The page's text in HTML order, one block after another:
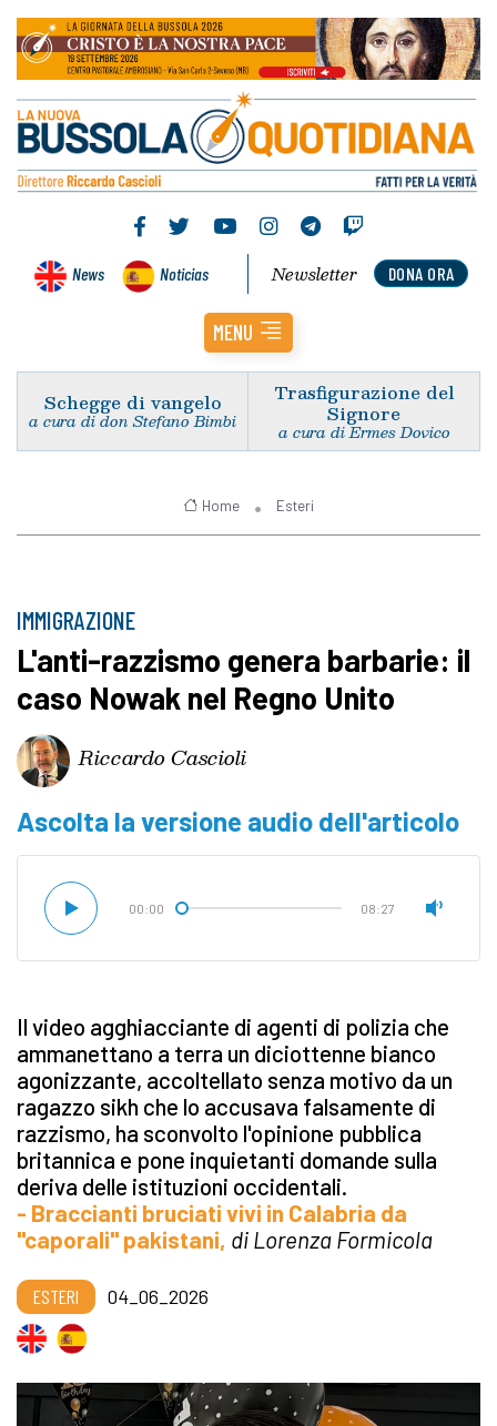
News Noticias DONA ORA
Newsletter
MENU
Schegge di vangelo
a cura di don Stefano Bimbi
Trasfigurazione del
Signore
a cura di Ermes Dovico
Home Esteri
IMMIGRAZIONE
L'anti-razzismo genera barbarie: il
caso Nowak nel Regno Unito
Riccardo Cascioli
Ascolta la versione audio dell'articolo
00:00 08:27
Il video agghiacciante di agenti di polizia che
ammanettano a terra un diciottenne bianco
agonizzante, accoltellato senza motivo da un
ragazzo sikh che lo accusava falsamente di
razzismo, ha sconvolto l'opinione pubblica
britannica e pone inquietanti domande sulla
deriva delle istituzioni occidentali.
- Braccianti bruciati vivi in Calabria da
"caporali" pakistani, di Lorenza Formicola
ESTERI 04_06_2026